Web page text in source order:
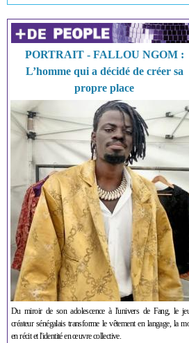
PORTRAIT - FALLOU NGOM :
L’homme qui a décidé de créer sa
propre place
Du miroir de son adolescence à l'univers de Fang, le
créateur sénégalais transforme le vêtement en langage, la
en récit et l'identité en œuvre collective.